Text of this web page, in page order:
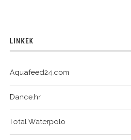
LINKEK
Aquafeed24.com
Dance.hr
Total Waterpolo